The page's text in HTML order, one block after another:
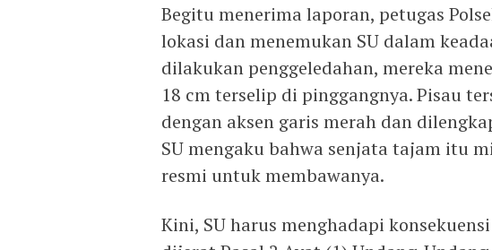
Begitu menerima laporan, petugas
lokasi dan menemukan SU dalam
dilakukan penggeledahan, mereka
18 cm terselip di pinggangnya. Pisau
dengan aksen garis merah dan
SU mengaku bahwa senjata tajam itu
resmi untuk membawanya.
Kini, SU harus menghadapi